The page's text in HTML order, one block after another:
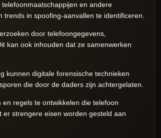
en andere
in spoofing-aanvallen te identificeren.
door telefoongegevens,
kan ook inhouden dat ze samenwerken
kunnen digitale forensische technieken
die door de daders zijn achtergelaten.
regels te ontwikkelen die telefoon
strengere eisen worden gesteld aan